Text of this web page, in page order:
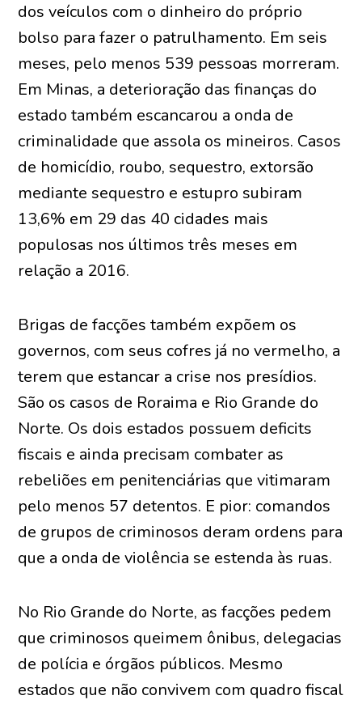
dos veículos com o dinheiro do próprio
bolso para fazer o patrulhamento. Em seis
meses, pelo menos 539 pessoas morreram.
Em Minas, a deterioração das finanças do
estado também escancarou a onda de
criminalidade que assola os mineiros. Casos
de homicídio, roubo, sequestro, extorsão
mediante sequestro e estupro subiram
13,6% em 29 das 40 cidades mais
populosas nos últimos três meses em
relação a 2016.
Brigas de facções também expõem os
governos, com seus cofres já no vermelho, a
terem que estancar a crise nos presídios.
São os casos de Roraima e Rio Grande do
Norte. Os dois estados possuem deficits
fiscais e ainda precisam combater as
rebeliões em penitenciárias que vitimaram
pelo menos 57 detentos. E pior: comandos
de grupos de criminosos deram ordens para
que a onda de violência se estenda às ruas.
No Rio Grande do Norte, as facções pedem
que criminosos queimem ônibus, delegacias
de polícia e órgãos públicos. Mesmo
estados que não convivem com quadro fiscal